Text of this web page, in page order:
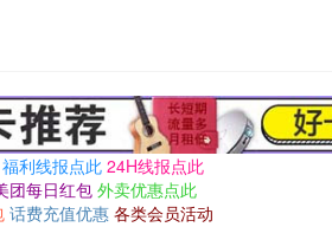
福利线报点此 24H线报点此
团每日红包 外卖优惠点此
话费充值优惠 各类会员活动